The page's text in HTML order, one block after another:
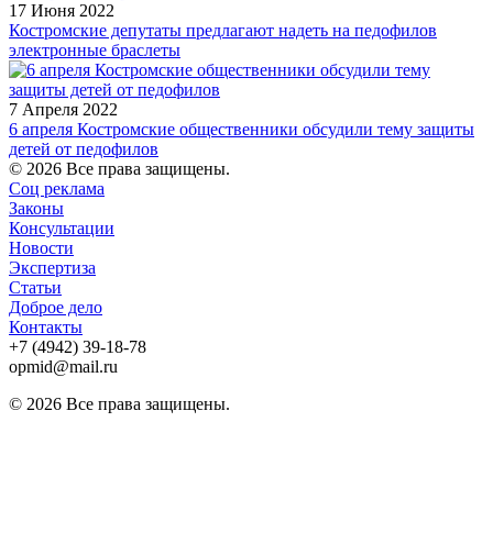
17 Июня 2022
Костромские депутаты предлагают надеть на педофилов
электронные браслеты
7 Апреля 2022
6 апреля Костромские общественники обсудили тему защиты
детей от педофилов
© 2026 Все права защищены.
Соц реклама
Законы
Консультации
Новости
Экспертиза
Статьи
Доброе дело
Контакты
+7 (4942) 39-18-78
opmid@mail.ru
© 2026 Все права защищены.